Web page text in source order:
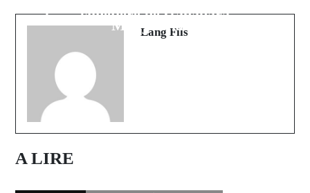
Mbaye Niang
cimetière de Gadapara
Lang Fils
A LIRE